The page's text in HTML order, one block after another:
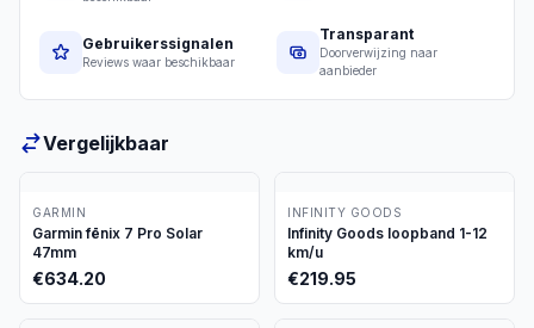
Gebruikerssignalen
Reviews waar beschikbaar
Transparant
Doorverwijzing naar
aanbieder
Vergelijkbaar
GARMIN
Garmin fēnix 7 Pro Solar
47mm
€634.20
INFINITY GOODS
Infinity Goods loopband 1-12
km/u
€219.95